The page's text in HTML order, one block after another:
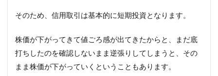
そのため、信用取引は基本的に短期投資となります。
株価が下がってきて値ごろ感が出てきたからと、まだ底
打ちしたのを確認しないまま逆張りしてしまうと、その
まま株価が下がっていくということもあります。